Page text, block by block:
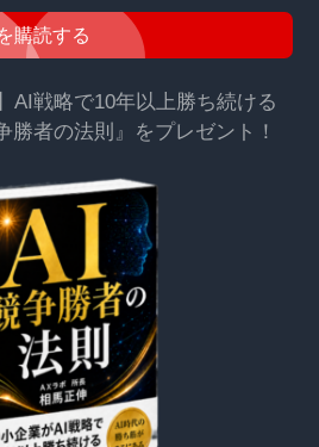
購読する
AI戦略で10年以上勝ち続ける
勝者の法則』をプレゼント！